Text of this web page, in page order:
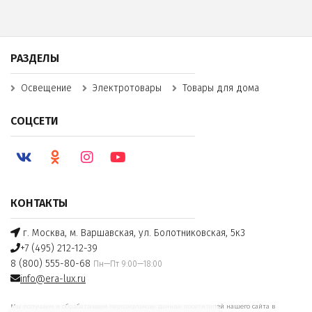
КОНТАКТЫ
г. Москва, м. Варшавская, ул. Болотниковская, 5к3
+7 (495) 212-12-39
8 (800) 555-80-68 Пн—Пт 9:00—18:00
info@era-lux.ru
Мы получаем и обрабатываем персональные данные посетителей нашего сайта в
РАЗДЕЛЫ
Освещение Электротовары Товары для дома
СОЦСЕТИ